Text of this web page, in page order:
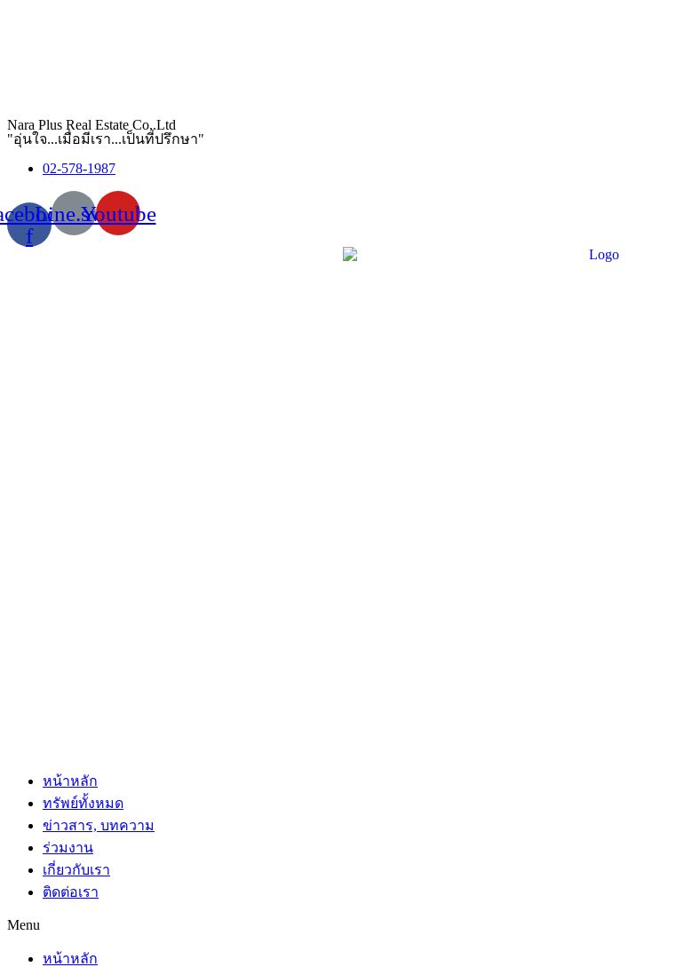
Nara Plus Real Estate Co,.Ltd
"อุ่นใจ...เมื่อมีเรา...เป็นที่ปรึกษา"
02-578-1987
f
Line.svgYoutube
หน้าหลัก
ทรัพย์ทั้งหมด
ข่าวสาร, บทความ
ร่วมงาน
เกี่ยวกับเรา
ติดต่อเรา
Menu
หน้าหลัก